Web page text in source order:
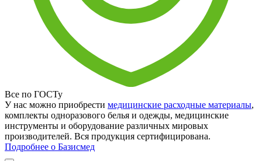
Все по ГОСТу
У нас можно приобрести медицинские расходные материалы,
комплекты одноразового белья и одежды, медицинские
инструменты и оборудование различных мировых
производителей. Вся продукция сертифицирована.
Подробнее о Базисмед